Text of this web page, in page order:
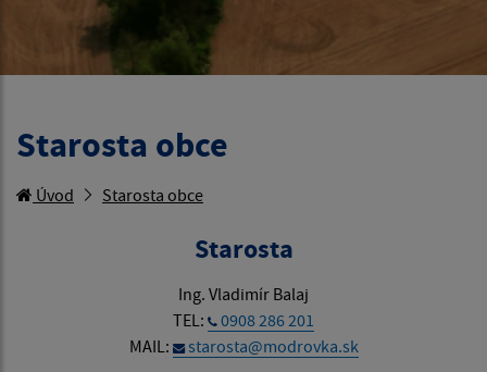
Starosta obce
Úvod Starosta obce
Starosta
Ing. Vladimír Balaj
TEL:
0908 286 201
MAIL:
starosta@modrovka.sk